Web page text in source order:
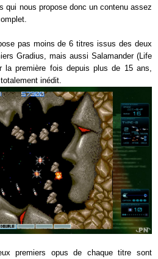
qui nous propose donc un contenu assez
pas moins de 6 titres issus des deux
Gradius, mais aussi Salamander (Life
première fois depuis plus de 15 ans,
inédit.
premiers opus de chaque titre sont